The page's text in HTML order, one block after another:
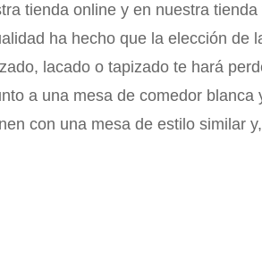
tienda online y en nuestra
ha hecho que la elección de
lacado o tapizado te hará
a una mesa de comedor
con una mesa de estilo similar